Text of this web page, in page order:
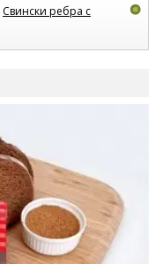
Свински ребра с